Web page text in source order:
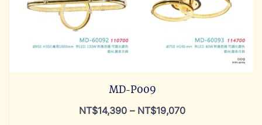
MD-P009
NT$14,390 – NT$19,070